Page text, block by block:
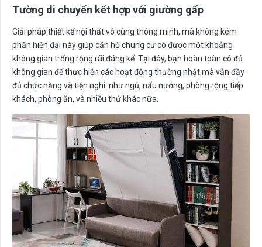
Tường di chuyển kết hợp với giường gấp
Giải pháp thiết kế nội thất vô cùng thông minh, mà không kém
phần hiện đại này giúp căn hộ chung cư có được một khoảng
không gian trống rộng rãi đáng kể. Tại đây, bạn hoàn toàn có đủ
không gian để thực hiện các hoạt động thường nhật mà vẫn đầy
đủ chức năng và tiện nghi: như ngủ, nấu nướng, phòng rộng tiếp
khách, phòng ăn, và nhiều thứ khác nữa.